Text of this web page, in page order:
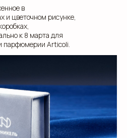
в
и цветочном рисунке,
к 8 марта для
парфюмерии Articoli.